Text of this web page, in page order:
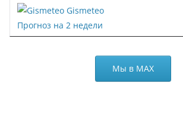
Gismeteo
Прогноз на 2 недели
Мы в МАХ